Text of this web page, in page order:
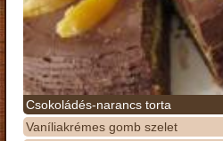
Csokoládés-narancs torta
Vaníliakrémes gomb szelet